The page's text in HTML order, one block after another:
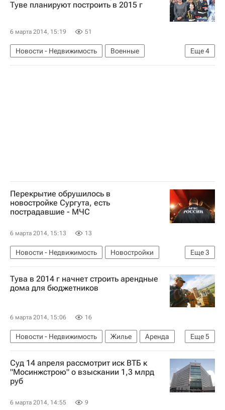
Туве планируют построить в 2015 г
6 марта 2014, 15:19 51
Еще4
Новости - Недвижимость
Военные
Владимир Путин
Строительство
Перекрытие обрушилось в
новостройке Сургута, есть
пострадавшие - МЧС
6 марта 2014, 15:13 13
Еще3
Новости - Недвижимость
Новостройки
Сургут
МЧС России (Министерство РФ по делам гражданской обороны, чрезвычайным ситуациям и ликвидации последствий стихийных бедствий)
Тува в 2014 г начнет строить арендные
дома для бюджетников
6 марта 2014, 15:06 16
Еще5
Новости - Недвижимость Жилье
Аренда
Строительство
Республика Тыва
Субсидии
АФЖС Россия
Суд 14 апреля рассмотрит иск ВТБ к
"Мосинжстрою" о взыскании 1,3 млрд
руб
6 марта 2014, 14:55 9